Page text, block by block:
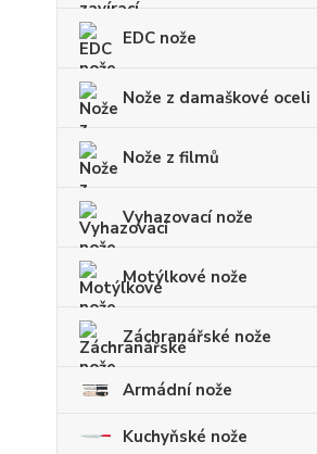
EDC nože
Nože z damaškové oceli
Nože z filmů
Vyhazovací nože
Motýlkové nože
Záchranářské nože
Armádní nože
Kuchyňské nože